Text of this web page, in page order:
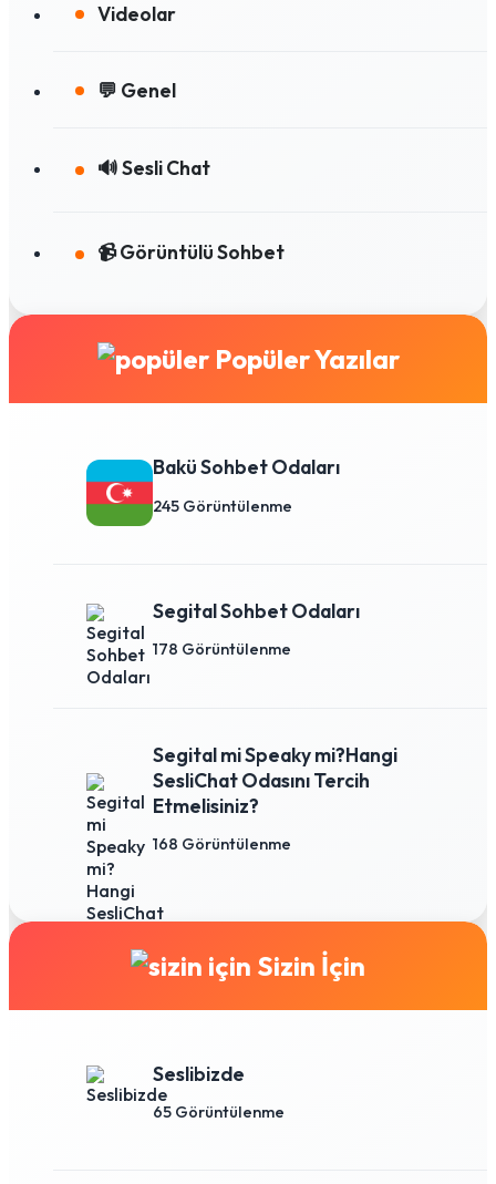
Videolar
💬 Genel
🔊 Sesli Chat
📹 Görüntülü Sohbet
Popüler Yazılar
Bakü Sohbet Odaları
245 Görüntülenme
Segital Sohbet Odaları
178 Görüntülenme
Segital mi Speaky mi?Hangi
SesliChat Odasını Tercih
Etmelisiniz?
168 Görüntülenme
Sizin İçin
Seslibizde
65 Görüntülenme